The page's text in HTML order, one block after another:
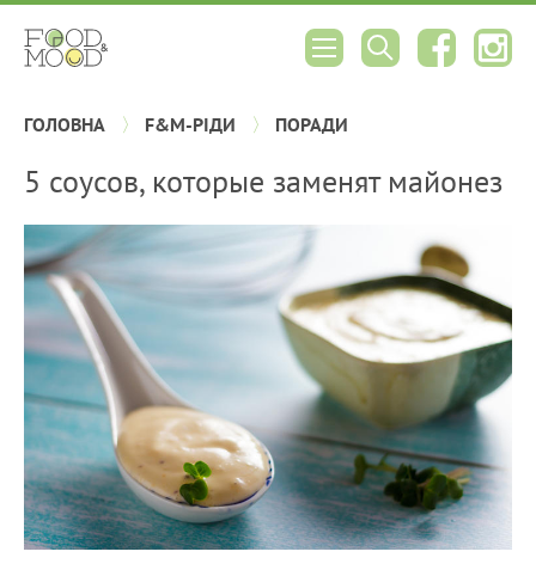
ГОЛОВНА F&M-РІДИ ПОРАДИ
5 соусов, которые заменят майонез